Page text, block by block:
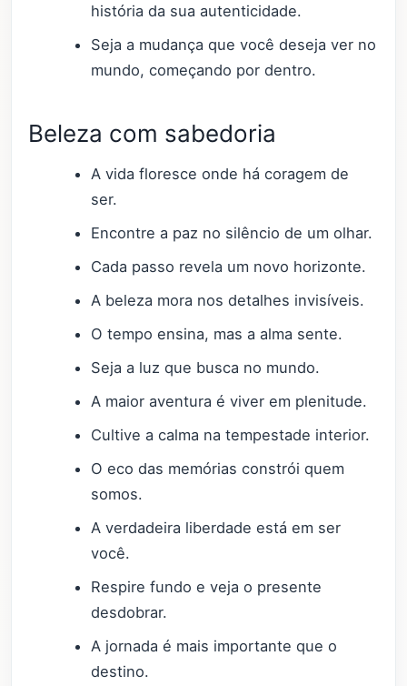
história da sua autenticidade.
Seja a mudança que você deseja ver no
mundo, começando por dentro.
Beleza com sabedoria
A vida floresce onde há coragem de
ser.
Encontre a paz no silêncio de um olhar.
Cada passo revela um novo horizonte.
A beleza mora nos detalhes invisíveis.
O tempo ensina, mas a alma sente.
Seja a luz que busca no mundo.
A maior aventura é viver em plenitude.
Cultive a calma na tempestade interior.
O eco das memórias constrói quem
somos.
A verdadeira liberdade está em ser
você.
Respire fundo e veja o presente
desdobrar.
A jornada é mais importante que o
destino.